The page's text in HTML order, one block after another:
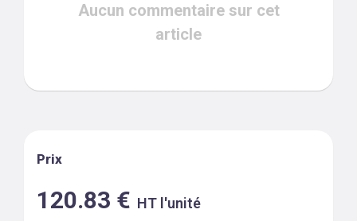
Aucun commentaire sur cet
article
Prix
120.83 € HT l'unité